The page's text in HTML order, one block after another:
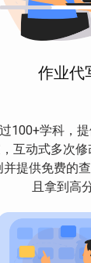
作业代
100+学科，
互动式多次修
并提供免费的
且拿到高分